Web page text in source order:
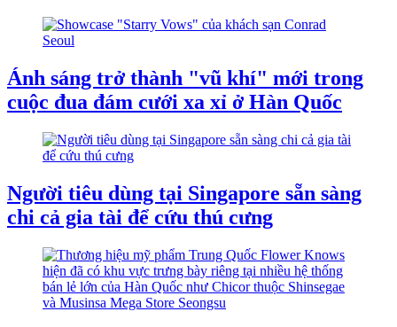
Ánh sáng trở thành "vũ khí" mới trong
cuộc đua đám cưới xa xỉ ở Hàn Quốc
Người tiêu dùng tại Singapore sẵn sàng
chi cả gia tài để cứu thú cưng